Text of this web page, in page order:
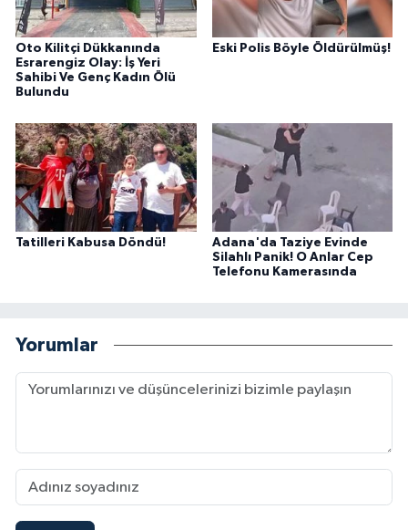
Oto Kilitçi Dükkanında
Esrarengiz Olay: İş Yeri
Sahibi Ve Genç Kadın Ölü
Bulundu
Eski Polis Böyle Öldürülmüş!
Tatilleri Kabusa Döndü!
Adana'da Taziye Evinde
Silahlı Panik! O Anlar Cep
Telefonu Kamerasında
Yorumlar